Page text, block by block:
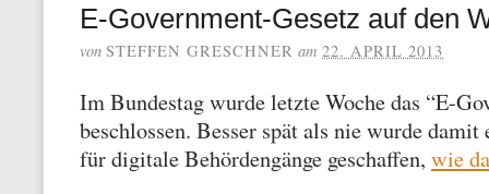
E-Government-Gesetz auf den
von STEFFEN GRESCHNER am 22. APRIL 2013
Im Bundestag wurde letzte Woche das “E-
beschlossen. Besser spät als nie wurde damit
für digitale Behördengänge geschaffen, wie